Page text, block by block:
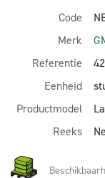
Code
Merk
Referentie
Eenheid
Productmodel
Reeks